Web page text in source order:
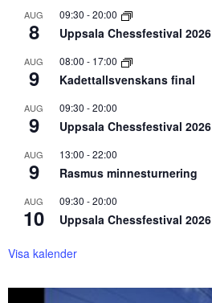
AUG
8
09:30 -20:00
Uppsala Chessfestival 2026
AUG
9
08:00 - 17:00
Kadettallsvenskans final
AUG
9
09:30 -20:00
Uppsala Chessfestival 2026
AUG
9
13:00 -22:00
Rasmus minnesturnering
AUG
10
09:30 -20:00
Uppsala Chessfestival 2026
Visa kalender